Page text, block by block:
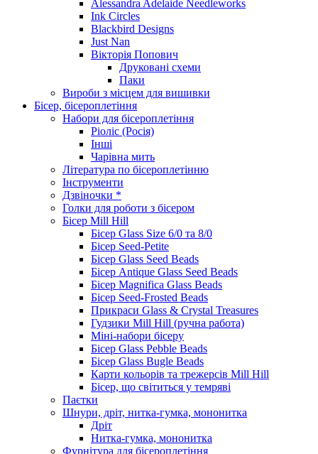
Alessandra Adelaide Needleworks
Ink Circles
Blackbird Designs
Just Nan
Вікторія Попович
Друковані схеми
Паки
Вироби з місцем для вишивки
Бісер, бісероплетіння
Набори для бісероплетіння
Ріоліс (Росія)
Інші
Чарівна мить
Література по бісероплетінню
Інструменти
Дзвіночки *
Голки для роботи з бісером
Бісер Mill Hill
Бісер Glass Size 6/0 та 8/0
Бісер Seed-Petite
Бісер Glass Seed Beads
Бісер Antique Glass Seed Beads
Бісер Magnifica Glass Beads
Бісер Seed-Frosted Beads
Прикраси Glass & Crystal Treasures
Гудзики Mill Hill (ручна работа)
Міні-набори бісеру
Бісер Glass Pebble Beads
Бісер Glass Bugle Beads
Карти кольорів та трежерсів Mill Hill
Бісер, що світиться у темряві
Паєтки
Шнури, дріт, нитка-гумка, мононитка
Дріт
Нитка-гумка, мононитка
Фурнітура для бісероплетіння